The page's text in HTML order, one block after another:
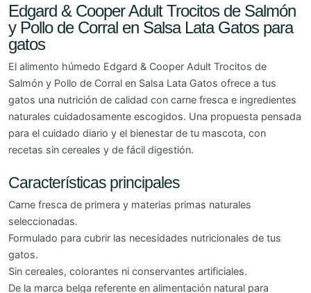
Edgard & Cooper Adult Trocitos de Salmón
y Pollo de Corral en Salsa Lata Gatos para
gatos
El alimento húmedo Edgard & Cooper Adult Trocitos de
Salmón y Pollo de Corral en Salsa Lata Gatos ofrece a tus
gatos una nutrición de calidad con carne fresca e ingredientes
naturales cuidadosamente escogidos. Una propuesta pensada
para el cuidado diario y el bienestar de tu mascota, con
recetas sin cereales y de fácil digestión.
Características principales
Carne fresca de primera y materias primas naturales
seleccionadas.
Formulado para cubrir las necesidades nutricionales de tus
gatos.
Sin cereales, colorantes ni conservantes artificiales.
De la marca belga referente en alimentación natural para